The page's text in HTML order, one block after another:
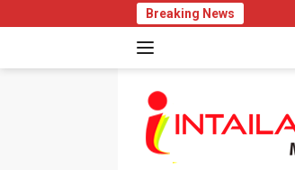
ke
Breaking News